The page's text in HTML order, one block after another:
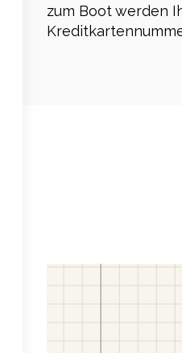
zum Boot werden